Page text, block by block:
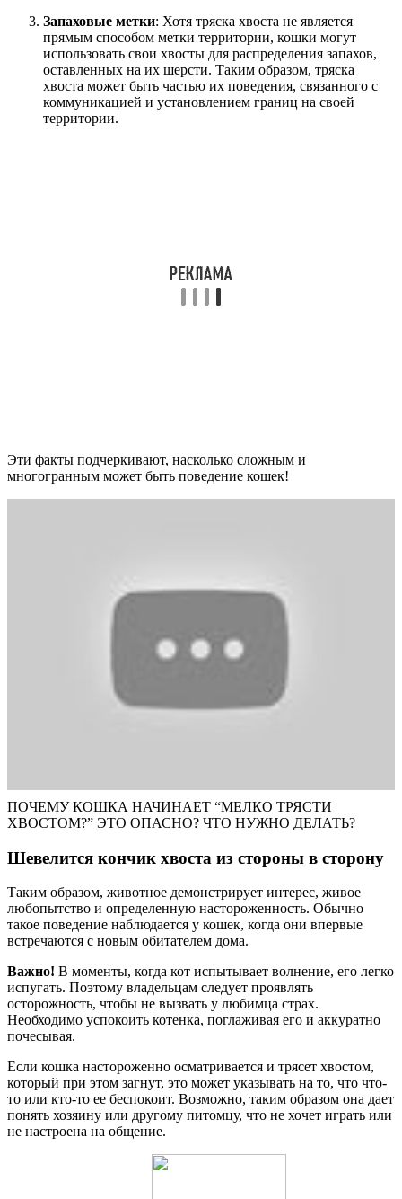
Запаховые метки: Хотя тряска хвоста не является
прямым способом метки территории, кошки могут
использовать свои хвосты для распределения запахов,
оставленных на их шерсти. Таким образом, тряска
хвоста может быть частью их поведения, связанного с
коммуникацией и установлением границ на своей
территории.
Эти факты подчеркивают, насколько сложным и
многогранным может быть поведение кошек!
ПОЧЕМУ КОШКА НАЧИНАЕТ “МЕЛКО ТРЯСТИ
ХВОСТОМ?” ЭТО ОПАСНО? ЧТО НУЖНО ДЕЛАТЬ?
Шевелится кончик хвоста из стороны в сторону
Таким образом, животное демонстрирует интерес, живое
любопытство и определенную настороженность. Обычно
такое поведение наблюдается у кошек, когда они впервые
встречаются с новым обитателем дома.
Важно! В моменты, когда кот испытывает волнение, его легко
испугать. Поэтому владельцам следует проявлять
осторожность, чтобы не вызвать у любимца страх.
Необходимо успокоить котенка, поглаживая его и аккуратно
почесывая.
Если кошка настороженно осматривается и трясет хвостом,
который при этом загнут, это может указывать на то, что что-
то или кто-то ее беспокоит. Возможно, таким образом она дает
понять хозяину или другому питомцу, что не хочет играть или
не настроена на общение.